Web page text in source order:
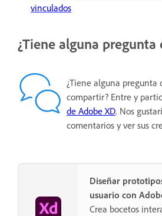
vinculados
¿Tiene alguna pregunta
¿Tiene alguna pregunta
compartir? Entre y
de Adobe XD. Nos
comentarios y ver sus
Diseñar
usuario con
Crea bocetos